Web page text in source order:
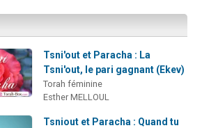
Tsni'out et Paracha : La
Tsni'out, le pari gagnant (Ekev)
Torah féminine
Esther MELLOUL
Tsniout et Paracha : Quand tu